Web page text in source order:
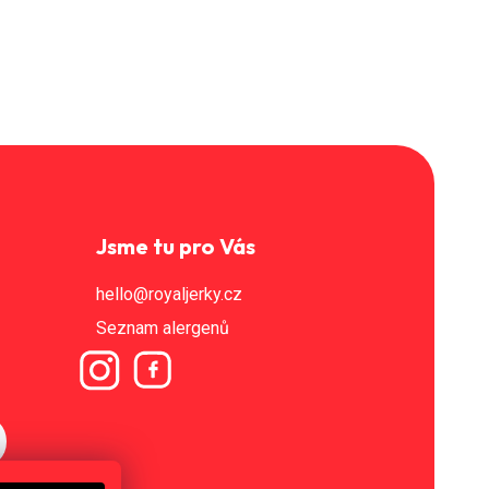
Jsme tu pro Vás
hello@royaljerky.cz
Seznam alergenů